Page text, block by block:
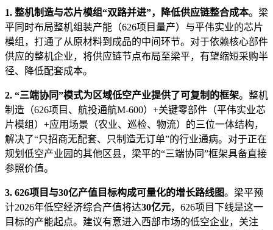
1. 整机制造与芯片模组“双路并进”，降低供应链整合成本。梁
平同时布局整机组装产能（626项目量产）与平伟实业的芯片
模组，打通了从原材料到成品的中间环节。对于依赖核心部件
供应的整机企业，将供应链节点布局至梁平，有望缩短采购半
径、降低配套成本。
2. “三端协同”模式为区域低空产业提供了可复制的框架。整机
制造（626项目、航投通航M-600）+关键零部件（平伟实业芯
片模组）+应用场景（农业、巡检、物流）的三位一体结构，
解决了“只招商无配套、只制造无订单”的行业通病。对于正在
规划低空产业园的其他区县，梁平的“三端协同”框架具备直接
参照价值。
3. 626项目与30亿产值目标构成可量化的增长路线图。梁平预
计2026年低空经济综合产值将达30亿元，626项目下线是这一
目标的产能起点。建议有意进入西部市场的低空企业，关注